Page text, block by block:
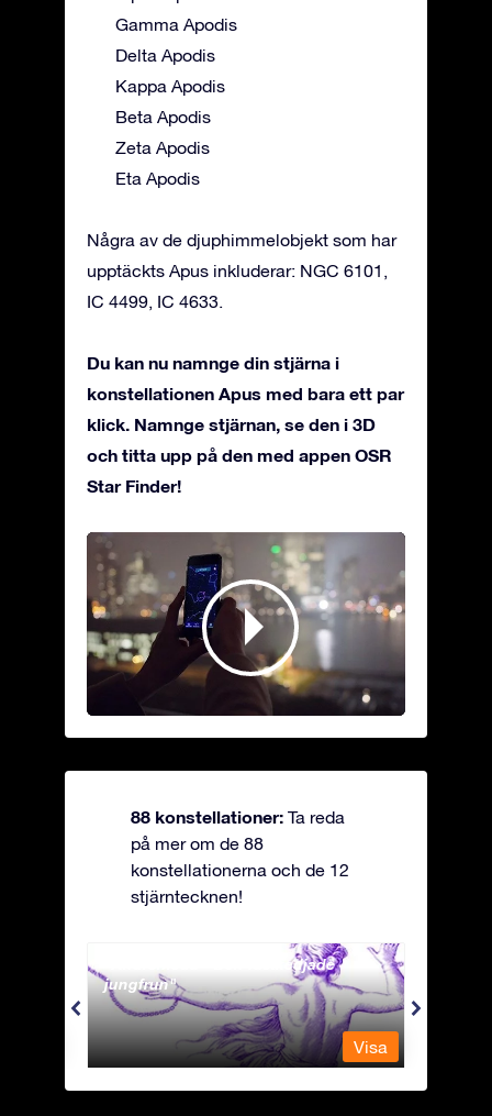
Gamma Apodis
Delta Apodis
Kappa Apodis
Beta Apodis
Zeta Apodis
Eta Apodis
Några av de djuphimmelobjekt som har
upptäckts Apus inkluderar: NGC 6101,
IC 4499, IC 4633.
Du kan nu namnge din stjärna i
konstellationen Apus med bara ett par
klick. Namnge stjärnan, se den i 3D
och titta upp på den med appen OSR
Star Finder!
88 konstellationer: Ta reda
på mer om de 88
konstellationerna och de 12
stjärntecknen!
Andromeda - Den fastkedjade
jungfrun
Visa